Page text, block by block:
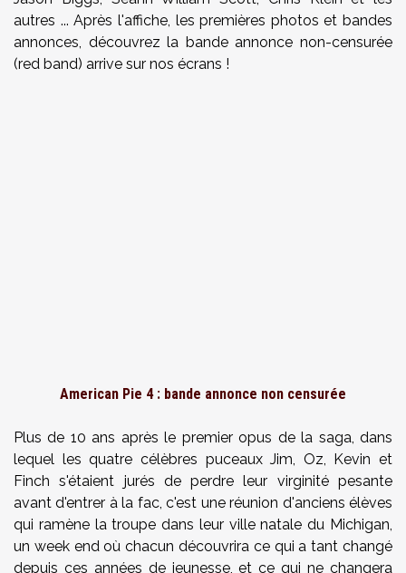
autres ... Après l'affiche, les premières photos et bandes
annonces, découvrez la bande annonce non-censurée
(red band) arrive sur nos écrans !
American Pie 4 : bande annonce non censurée
Plus de 10 ans après le premier opus de la saga, dans
lequel les quatre célèbres puceaux Jim, Oz, Kevin et
Finch s'étaient jurés de perdre leur virginité pesante
avant d'entrer à la fac, c'est une réunion d'anciens élèves
qui ramène la troupe dans leur ville natale du Michigan,
un week end où chacun découvrira ce qui a tant changé
depuis ces années de jeunesse, et ce qui ne changera